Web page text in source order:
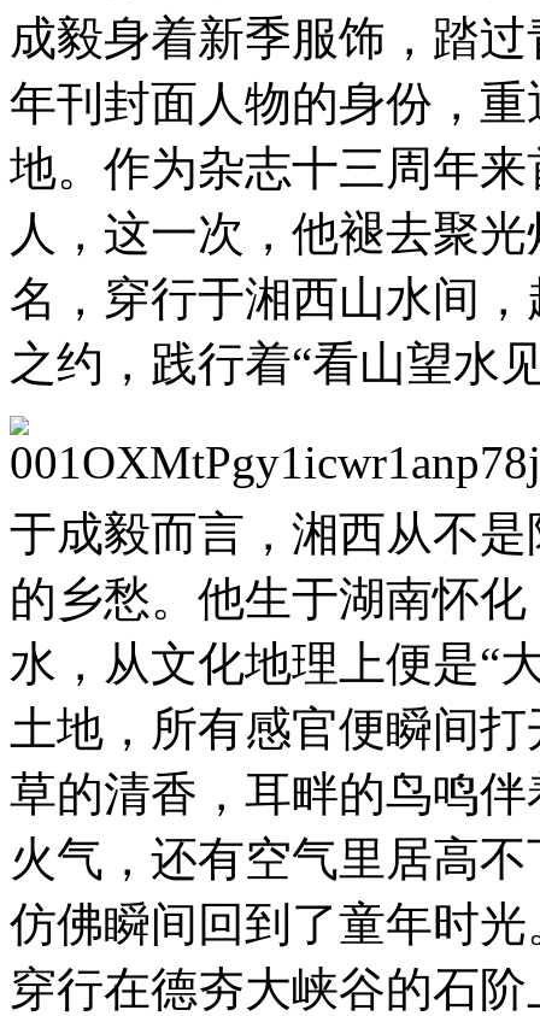
成毅身着新季服饰，踏
年刊封面人物的身份，
地。作为杂志十三周年
人，这一次，他褪去聚
名，穿行于湘西山水间
之约，践行着“看山望水
于成毅而言，湘西从不
的乡愁。他生于湖南怀
水，从文化地理上便是“
土地，所有感官便瞬间
草的清香，耳畔的鸟鸣
火气，还有空气里居高
仿佛瞬间回到了童年时光
穿行在德夯大峡谷的石